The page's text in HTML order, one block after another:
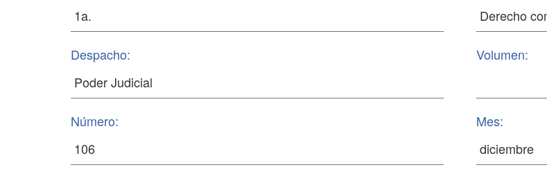
Despacho: Volumen:
Número: Mes: